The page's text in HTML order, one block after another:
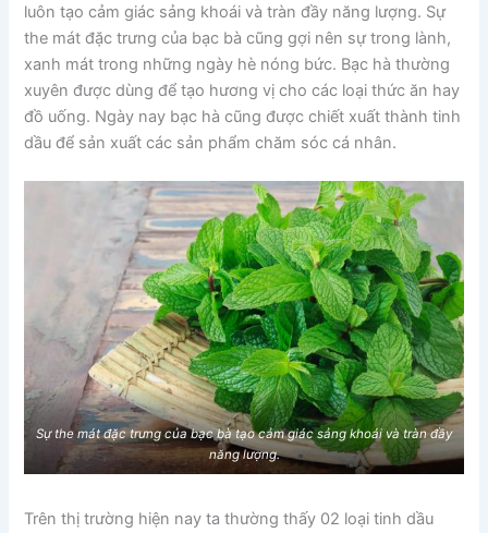
luôn tạo cảm giác sảng khoái và tràn đầy năng lượng. Sự
the mát đặc trưng của bạc bà cũng gợi nên sự trong lành,
xanh mát trong những ngày hè nóng bức. Bạc hà thường
xuyên được dùng để tạo hương vị cho các loại thức ăn hay
đồ uống. Ngày nay bạc hà cũng được chiết xuất thành tinh
dầu để sản xuất các sản phẩm chăm sóc cá nhân.
Sự the mát đặc trưng của bạc bà tạo cảm giác sảng khoái và tràn đầy
năng lượng.
Trên thị trường hiện nay ta thường thấy 02 loại tinh dầu